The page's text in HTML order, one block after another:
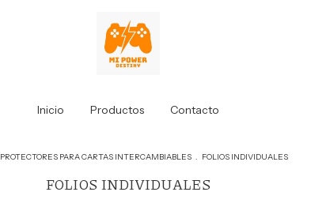
Inicio Productos Contacto
PROTECTORES PARA CARTAS INTERCAMBIABLES . FOLIOS INDIVIDUALES
FOLIOS INDIVIDUALES